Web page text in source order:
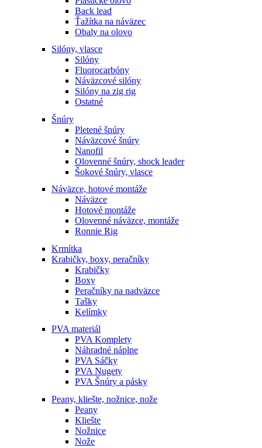
Back lead
Ťažítka na náväzec
Obaly na olovo
Silóny, vlasce
Silóny
Fluorocarbóny
Náväzcové silóny
Silóny na zig rig
Ostatné
Šnúry
Pletené šnúry
Náväzcové šnúry
Nanofil
Olovenné šnúry, shock leader
Šokové šnúry, vlasce
Náväzce, hotové montáže
Náväzce
Hotové montáže
Olovenné náväzce, montáže
Ronnie Rig
Krmítka
Krabičky, boxy, peračníky
Krabičky
Boxy
Peračníky na nadväzce
Tašky
Kelímky
PVA materiál
PVA Komplety
Náhradné náplne
PVA Sáčky
PVA Nugety
PVA Šnúry a pásky
Peany, kliešte, nožnice, nože
Peany
Kliešte
Nožnice
Nože